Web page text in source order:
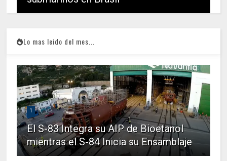
Lo mas leido del mes...
1
El S-83 Integra su AIP de Bioetanol
mientras el S-84 Inicia su Ensamblaje